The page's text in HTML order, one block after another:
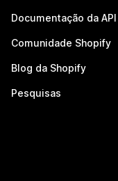
Documentação da API
Comunidade Shopify
Blog da Shopify
Pesquisas